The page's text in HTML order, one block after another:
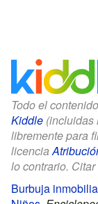
Todo el
Kiddle (incluidas
libremente para
licencia
lo contrario.
Burbuja